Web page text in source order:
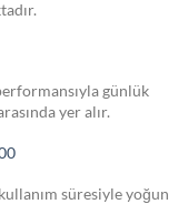
günlük
yer alır.
süresiyle yoğun